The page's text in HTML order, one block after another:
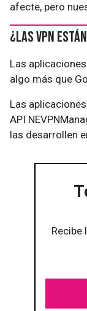
afecte, pero
¿Las VPN
Las
algo más que
Las
API
las desarrollen
Recibe